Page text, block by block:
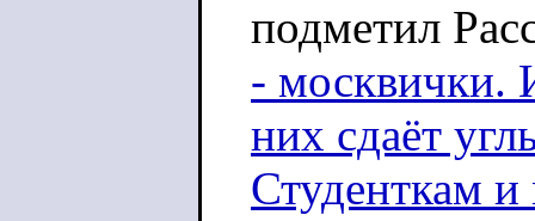
подметил
- москвички.
них сдаёт
Студенткам